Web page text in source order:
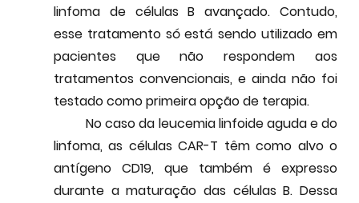
linfoma de células B avançado. Contudo,
esse tratamento só está sendo utilizado em
pacientes que não respondem aos
tratamentos convencionais, e ainda não foi
testado como primeira opção de terapia.
linfoma, as células CAR-T têm como alvo o
antígeno CD19, que também é expresso
durante a maturação das células B. Dessa